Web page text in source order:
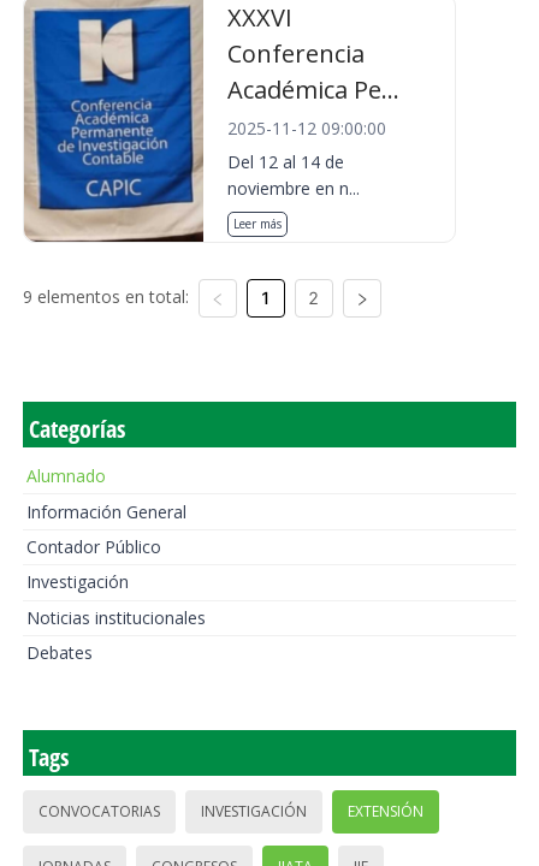
XXXVI
Conferencia
Académica Pe...
2025-11-12 09:00:00
Del 12 al 14 de
noviembre en n...
Leer más
9 elementos en total: 1 2
Categorías
Alumnado
Información General
Contador Público
Investigación
Noticias institucionales
Debates
Tags
CONVOCATORIAS INVESTIGACIÓN EXTENSIÓN